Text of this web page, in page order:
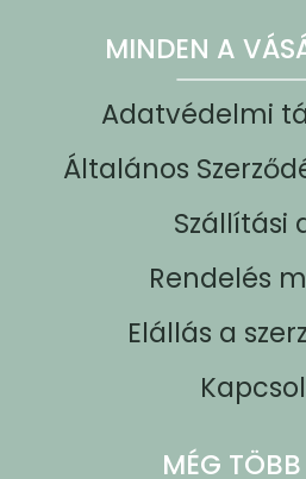
MINDEN A
Adatvédelmi
Általános
Szállítási
Rendelés
Elállás a
MÉG